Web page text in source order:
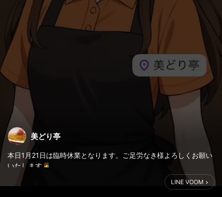
美どり亭
本日1月21日は臨時休業となります。ご足労なき様よろしくお願い
いたします🙇‍♀️
LINE VOOM